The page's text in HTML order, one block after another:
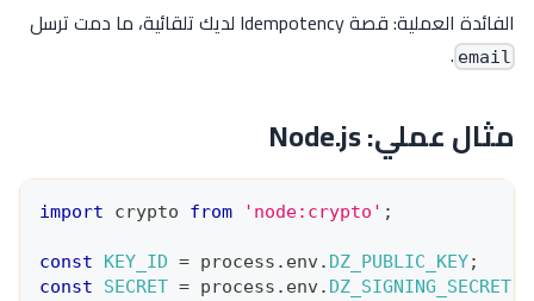
الفائدة العملية: قصة Idempotency لديك تلقائية، ما دمت ترسل
email
.
مثال عملي: Node.js
import crypto from 'node:crypto' ;
const KEY_ID = process . env. DZ_PUBLIC_KEY;
const
SECRET = process . env. DZ_SIGNING_SECRET